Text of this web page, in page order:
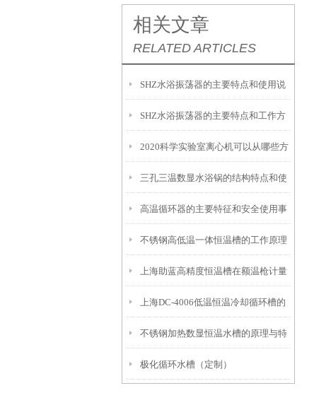
相关文章
RELATED ARTICLES
SHZ水浴振荡器的主要特点和使用说
明
SHZ水浴振荡器的主要特点和工作方
式是怎样的
2020科学实验室离心机可以从哪些方
面进行分类
三孔三温数显水浴锅的结构特点和使
用步骤
高温循环器的主要特征和安全使用事
项
不锈钢高低温一体恒温槽的工作原理
和控制系统介绍
上海助蓝高精度恒温槽在额温枪计量
校准上的广泛应用
上海DC-4006低温恒温冷却循环槽的
产品特点和应用
不锈钢加热数显恒温水槽的原理与特
点是怎样的？
极化循环水槽（定制）